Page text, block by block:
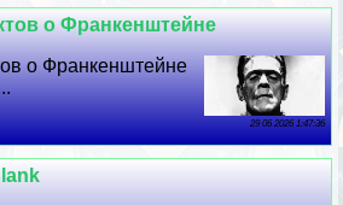
о Франкенштейне
о Франкенштейне
29 06 2026 1:47:36